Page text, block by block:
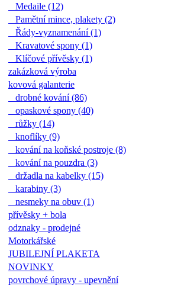
Medaile (12)
Pamětní mince, plakety (2)
Řády-vyznamenání (1)
Kravatové spony (1)
Klíčové přívěsky (1)
zakázková výroba
kovová galanterie
drobné kování (86)
opaskové spony (40)
růžky (14)
knoflíky (9)
kování na koňské postroje (8)
kování na pouzdra (3)
držadla na kabelky (15)
karabiny (3)
nesmeky na obuv (1)
přívěsky + bola
odznaky - prodejné
Motorkářské
JUBILEJNÍ PLAKETA
NOVINKY
povrchové úpravy - upevnění